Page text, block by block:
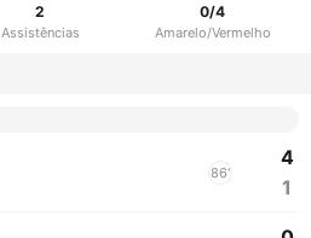
2
Assistências
0/4
Amarelo/Vermelho
86'
4
1